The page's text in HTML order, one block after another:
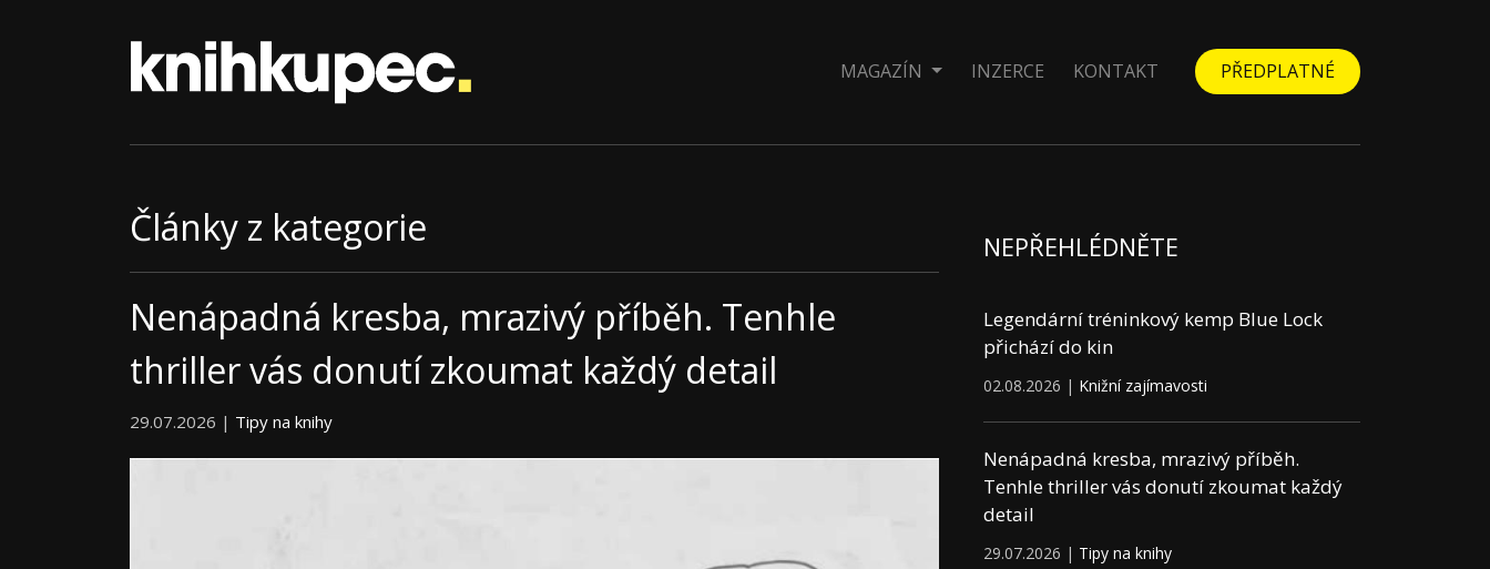
MAGAZÍN INZERCE KONTAKT PŘEDPLATNÉ
Články z kategorie
Nenápadná kresba, mrazivý příběh. Tenhle
thriller vás donutí zkoumat každý detail
29.07.2026 | Tipy na knihy
NEPŘEHLÉDNĚTE
Legendární tréninkový kemp Blue Lock
přichází do kin
02.08.2026 | Knižní zajímavosti
Nenápadná kresba, mrazivý příběh.
Tenhle thriller vás donutí zkoumat každý
detail
29.07.2026 | Tipy na knihy